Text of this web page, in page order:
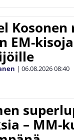
EM-
| 06.08.202608:40
– MM-